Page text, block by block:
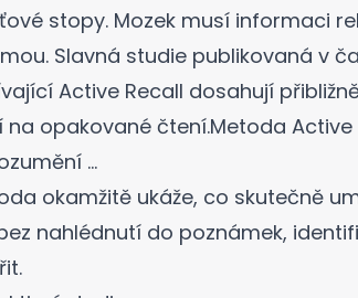
stopy. Mozek musí informaci
Slavná studie publikovaná v
Active Recall dosahují
na opakované čtení.Metoda Active
...
okamžitě ukáže, co skutečně
nahlédnutí do poznámek,